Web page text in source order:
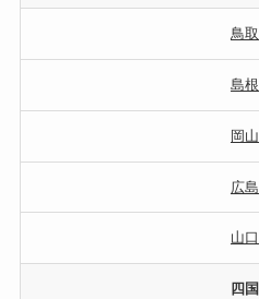
鳥取
島根
岡山
広島
山口
四国